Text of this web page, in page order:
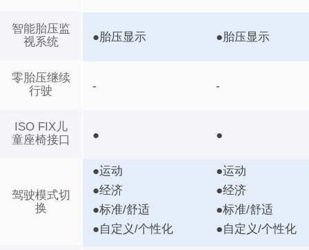
智能胎压监
视系统
零胎压继续
行驶
ISO FIX儿
童座椅接口
驾驶模式切
换
●胎压显示 ●胎压显示
- -
● ●
●运动
●经济
●标准/舒适
●自定义/个性化
●运动
●经济
●标准/舒适
●自定义/个性化